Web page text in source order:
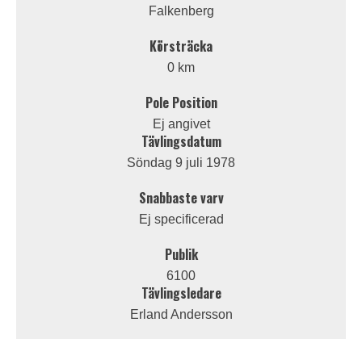
Falkenberg
Körsträcka
0 km
Pole Position
Ej angivet
Tävlingsdatum
Söndag 9 juli 1978
Snabbaste varv
Ej specificerad
Publik
6100
Tävlingsledare
Erland Andersson